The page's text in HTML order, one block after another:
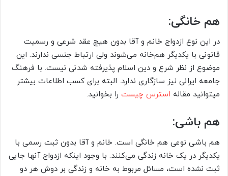
هم خانگی:
در این نوع ازدواج خانم و آقا بدون هیچ عقد شرعی و رسمیت
قانونی با یکدیگر هم‌خانه می‌شوند ولی ارتباط جنسی ندارند. این
موضوع از نظر شرع و دین اسلام پذیرفته شدنی نیست. با فرهنگ
جامعه ایرانی نیز سازگاری ندارد. البته برای کسب اطلاعات بیشتر
میتوانید مقاله استرس چیست را بخوانید.
هم باشی:
هم باشی نوعی هم خانگی است. خانم و آقا بدون ثبت رسمی با
یکدیگر در یک خانه زندگی می‌کنند. با وجود اینکه ازدواج آنها جایی
ثبت نشده است، مسائل مربوط به خانه و زندگی بر دوش هر دو